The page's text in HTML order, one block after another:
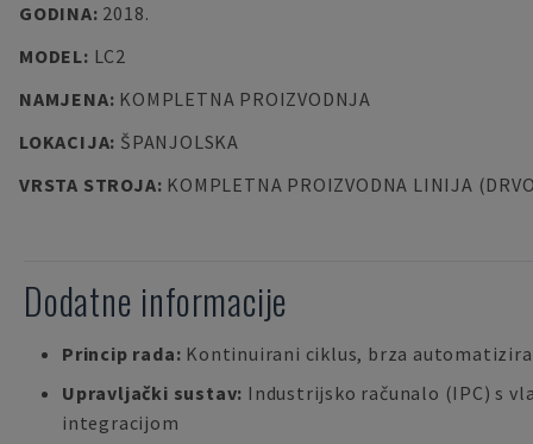
GODINA: 2018.
MODEL: LC2
NAMJENA: KOMPLETNA PROIZVODNJA
LOKACIJA: ŠPANJOLSKA
VRSTA STROJA: KOMPLETNA PROIZVODNA LINIJA
Dodatne informacije
Princip rada: Kontinuirani ciklus, brza
Upravljački sustav: Industrijsko računalo (IPC) s
integracijom